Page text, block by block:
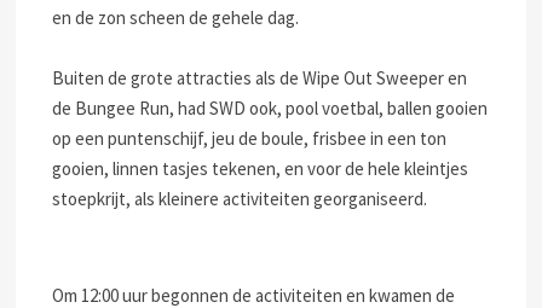
en de zon scheen de gehele dag.
Buiten de grote attracties als de Wipe Out Sweeper en
de Bungee Run, had SWD ook, pool voetbal, ballen gooien
op een puntenschijf, jeu de boule, frisbee in een ton
gooien, linnen tasjes tekenen, en voor de hele kleintjes
stoepkrijt, als kleinere activiteiten georganiseerd.
Om 12:00 uur begonnen de activiteiten en kwamen de